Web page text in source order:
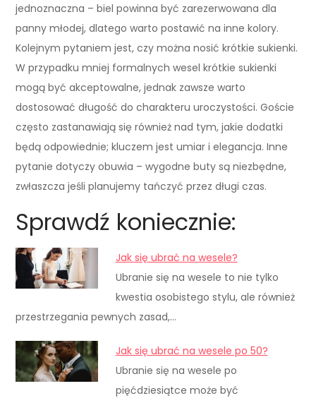
jednoznaczna – biel powinna być zarezerwowana dla
panny młodej, dlatego warto postawić na inne kolory.
Kolejnym pytaniem jest, czy można nosić krótkie sukienki.
W przypadku mniej formalnych wesel krótkie sukienki
mogą być akceptowalne, jednak zawsze warto
dostosować długość do charakteru uroczystości. Goście
często zastanawiają się również nad tym, jakie dodatki
będą odpowiednie; kluczem jest umiar i elegancja. Inne
pytanie dotyczy obuwia – wygodne buty są niezbędne,
zwłaszcza jeśli planujemy tańczyć przez długi czas.
Sprawdź koniecznie:
Jak się ubrać na wesele?
Ubranie się na wesele to nie tylko
kwestia osobistego stylu, ale również
przestrzegania pewnych zasad,…
Jak się ubrać na wesele po 50?
Ubranie się na wesele po
pięćdziesiątce może być